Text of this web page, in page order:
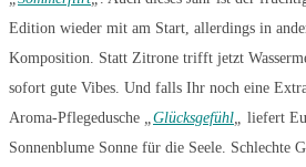
Edition wieder mit am Start, allerdings in
Komposition. Statt Zitrone trifft jetzt
sofort gute Vibes. Und falls Ihr noch eine
Aroma-Pflegedusche „Glücksgefühl„ liefert
Sonnenblume Sonne für die Seele. Schlechte